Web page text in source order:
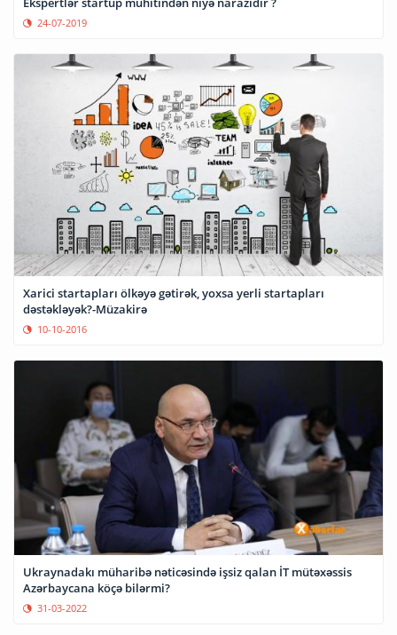
24-07-2019
Xarici startapları ölkəyə gətirək, yoxsa yerli startapları
dəstəkləyək?-Müzakirə
10-10-2016
Ukraynadakı müharibə nəticəsində işsiz qalan İT mütəxəssis
Azərbaycana köçə bilərmi?
31-03-2022